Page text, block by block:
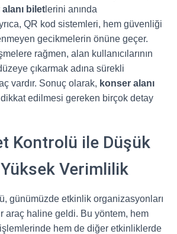
bilet lerini anında
QR kod sistemleri, hem güvenliği
gecikmelerin önüne geçer.
rağmen, alan kullanıcılarının
çıkarmak adına sürekli
vardır. Sonuç olarak, konser alanı
edilmesi gereken birçok detay
Kontrolü ile Düşük
Verimlilik
günümüzde etkinlik organizasyonları
araç haline geldi. Bu yöntem, hem
işlemlerinde hem de diğer etkinliklerde